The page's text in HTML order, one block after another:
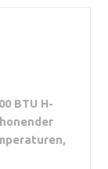
BTU H-